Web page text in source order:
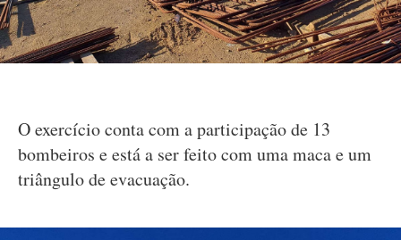
O exercício conta com a participação de 13
bombeiros e está a ser feito com uma maca e um
triângulo de evacuação.